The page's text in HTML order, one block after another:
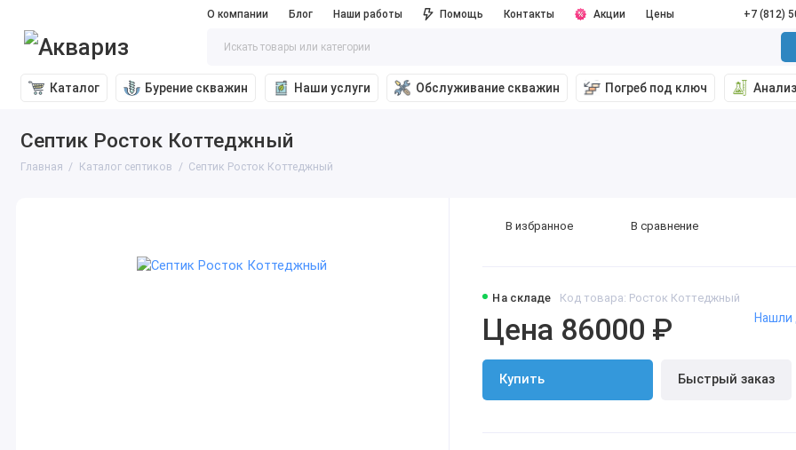
О компании Блог Наши работы Помощь Контакты Акции Цены +7 (812)
Каталог Бурение скважин Наши услуги Обслуживание скважин Погреб под ключ
Септик Росток Коттеджный
Главная Каталог септиков Септик Росток Коттеджный
На складе Код товара: Росток Коттеджный
Цена 86000 ₽
Купить Быстрый заказ
Нашли
В избранное В сравнение